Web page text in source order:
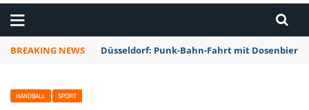
BREAKING NEWS Düsseldorf: Punk-Bahn-Fahrt mit Dosenbier
HANDBALL SPORT